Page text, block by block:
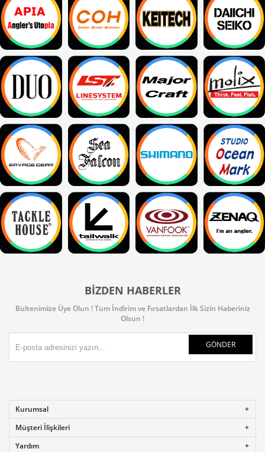
BIZDEN HABERLER
Bültenimize Üye Olun ! Tüm İndirim ve Fırsatlardan İlk Sizin Haberiniz
Olsun !
GÖNDER
Kurumsal
Müşteri İlişkileri
Yardım